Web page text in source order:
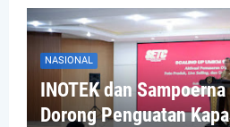
NASIONAL
INOTEK dan
Dorong Penguatan